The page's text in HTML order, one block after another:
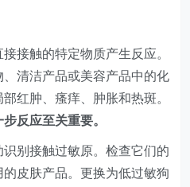
接触的特定物质产生反应。
清洁产品或美容产品中的化
红肿、瘙痒、肿胀和热斑。
反应至关重要。
别接触过敏原。检查它们的
皮肤产品。更换为低过敏狗